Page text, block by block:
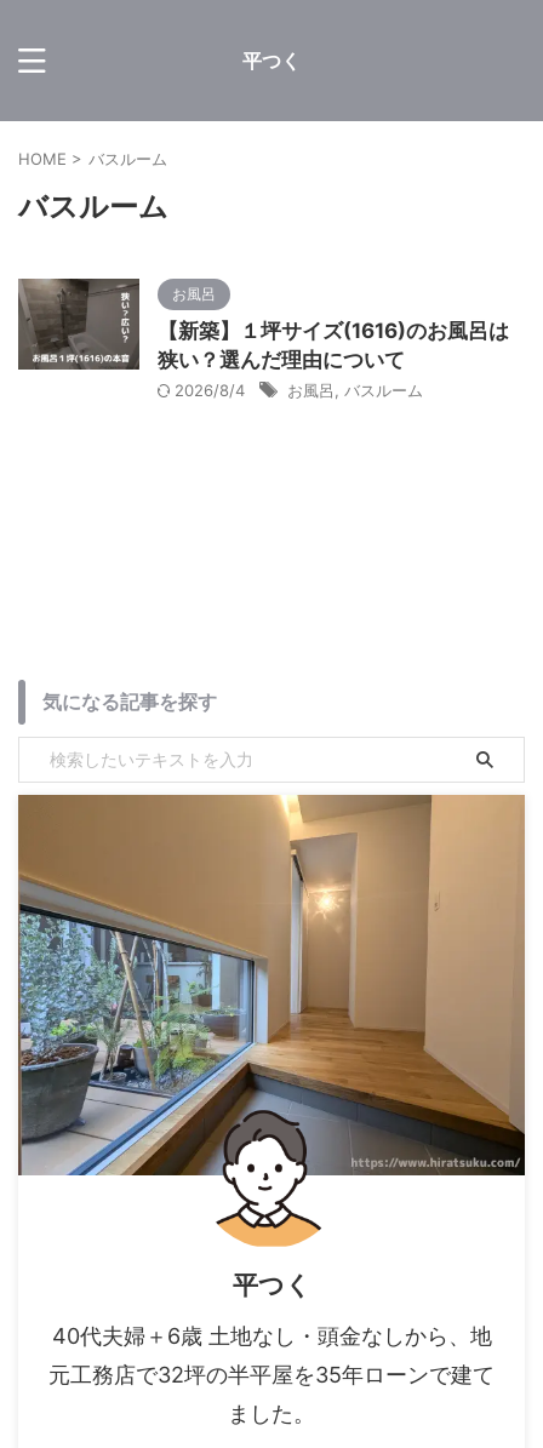
平つく
HOME > バスルーム
バスルーム
お風呂
【新築】１坪サイズ(1616)のお風呂は
狭い？選んだ理由について
2026/8/4 お風呂 バスルーム
気になる記事を探す
平つく
40代夫婦＋6歳 土地なし・頭金なしから、地
元工務店で32坪の半平屋を35年ローンで建て
ました。